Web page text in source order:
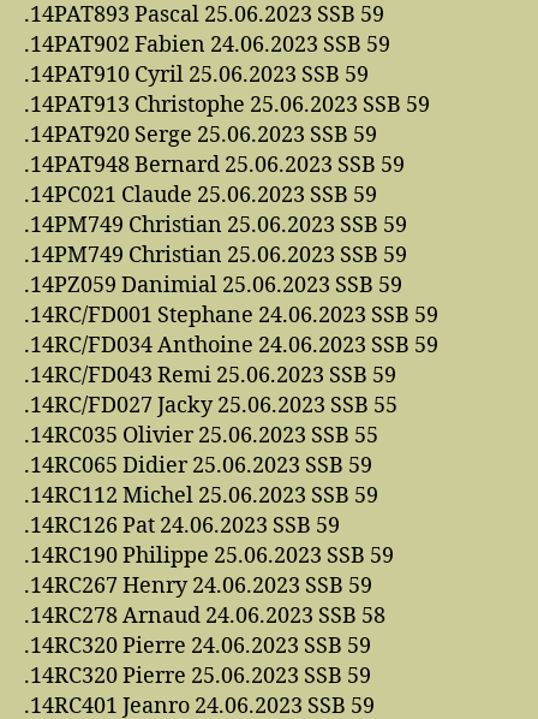
.14PAT893 Pascal 25.06.2023 SSB 59
.14PAT902 Fabien 24.06.2023 SSB 59
.14PAT910 Cyril 25.06.2023 SSB 59
.14PAT913 Christophe 25.06.2023 SSB 59
.14PAT920 Serge 25.06.2023 SSB 59
.14PAT948 Bernard 25.06.2023 SSB 59
.14PC021 Claude 25.06.2023 SSB 59
.14PM749 Christian 25.06.2023 SSB 59
.14PM749 Christian 25.06.2023 SSB 59
.14PZ059 Danimial 25.06.2023 SSB 59
.14RC/FD001 Stephane 24.06.2023 SSB 59
.14RC/FD034 Anthoine 24.06.2023 SSB 59
.14RC/FD043 Remi 25.06.2023 SSB 59
.14RC/FD027 Jacky 25.06.2023 SSB 55
.14RC035 Olivier 25.06.2023 SSB 55
.14RC065 Didier 25.06.2023 SSB 59
.14RC112 Michel 25.06.2023 SSB 59
.14RC126 Pat 24.06.2023 SSB 59
.14RC190 Philippe 25.06.2023 SSB 59
.14RC267 Henry 24.06.2023 SSB 59
.14RC278 Arnaud 24.06.2023 SSB 58
.14RC320 Pierre 24.06.2023 SSB 59
.14RC320 Pierre 25.06.2023 SSB 59
.14RC401 Jeanro 24.06.2023 SSB 59